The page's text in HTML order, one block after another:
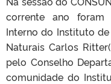
corrente ano foram
Interno do Instituto
Naturais Carlos
pelo Conselho
comunidade do